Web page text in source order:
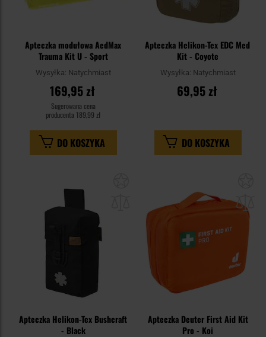
Apteczka modułowa AedMax
Trauma Kit U - Sport
Wysyłka: Natychmiast
169,95 zł
Sugerowana cena
producenta 189,99 zł
DO KOSZYKA
Apteczka Helikon-Tex EDC Med
Kit - Coyote
Wysyłka: Natychmiast
69,95 zł
DO KOSZYKA
schowka
Apteczka Helikon-Tex Bushcraft
- Black
Apteczka Deuter First Aid Kit
Pro - Koi